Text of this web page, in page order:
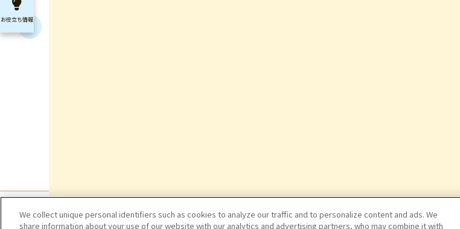
お役立ち情報
We collect unique personal identifiers such as cookies to analyze our traffic and to personalize content and ads. We
share information about your use of our website with our analytics and advertising partners, who may combine it with